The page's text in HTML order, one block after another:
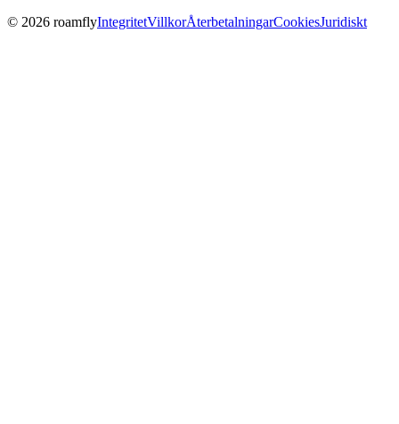
© 2026 roamflyIntegritetVillkorÅterbetalningarCookiesJuridiskt